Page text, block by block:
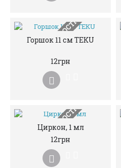
НЕМАЄ В НАЯВНОСТІ
Горшок 11 см TEKU
12грн
НЕМАЄ В НАЯВНОСТІ
Циркон, 1 мл
12грн